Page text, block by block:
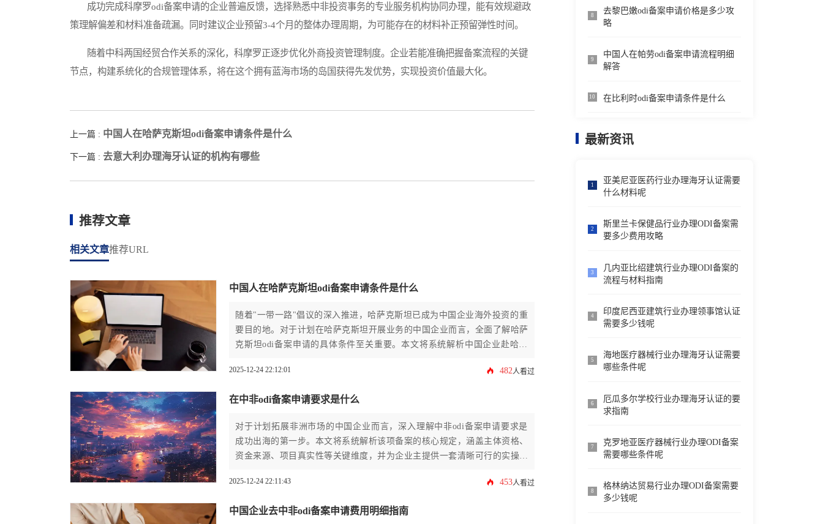
成功完成科摩罗odi备案申请的企业普遍反馈，选择熟悉中非投资事务的专业服务机构协同办理，能有效规避政
策理解偏差和材料准备疏漏。同时建议企业预留3-4个月的整体办理周期，为可能存在的材料补正预留弹性时间。
随着中科两国经贸合作关系的深化，科摩罗正逐步优化外商投资管理制度。企业若能准确把握备案流程的关键
节点，构建系统化的合规管理体系，将在这个拥有蓝海市场的岛国获得先发优势，实现投资价值最大化。
上一篇 : 中国人在哈萨克斯坦odi备案申请条件是什么
下一篇 : 去意大利办理海牙认证的机构有哪些
推荐文章
相关文章推荐URL
中国人在哈萨克斯坦odi备案申请条件是什么
随着"一带一路"倡议的深入推进，哈萨克斯坦已成为中国企业海外投资的重
要目的地。对于计划在哈萨克斯坦开展业务的中国企业而言，全面了解哈萨
克斯坦odi备案申请的具体条件至关重要。本文将系统解析中国企业赴哈投
环节，为企业提供实用指导。准确把握哈萨克斯坦odi备案申请要求，有助
2025-12-24 22:12:01 482人看过
在中非odi备案申请要求是什么
对于计划拓展非洲市场的中国企业而言，深入理解中非odi备案申请要求是
成功出海的第一步。本文将系统解析该项备案的核心规定，涵盖主体资格、
资金来源、项目真实性等关键维度，并为企业主提供一套清晰可行的实操路
2025-12-24 22:11:43 453人看过
中国企业去中非odi备案申请费用明细指南
8
去黎巴嫩odi备案申请价格是多少攻
略
9
中国人在帕劳odi备案申请流程明细
解答
10 在比利时odi备案申请条件是什么
最新资讯
1
亚美尼亚医药行业办理海牙认证需要
什么材料呢
2
斯里兰卡保健品行业办理ODI备案需
要多少费用攻略
3
几内亚比绍建筑行业办理ODI备案的
流程与材料指南
4
印度尼西亚建筑行业办理领事馆认证
需要多少钱呢
5
海地医疗器械行业办理海牙认证需要
哪些条件呢
6
厄瓜多尔学校行业办理海牙认证的要
求指南
7
克罗地亚医疗器械行业办理ODI备案
需要哪些条件呢
8
格林纳达贸易行业办理ODI备案需要
多少钱呢